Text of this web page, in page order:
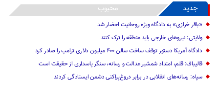
جدید محبوب
«باقر خرازی» به دادگاه ویژه روحانیت احضار شد
ولایتی: نیرو‌های خارجی باید منطقه را ترک کنند
دادگاه آمریکا دستور توقف ساخت سالن ۴۰۰ میلیون دلاری ترامپ را صادر کرد
قالیباف: قلم، امتداد شمشیر عدالت و رسانه، سنگر پاسداری از حقیقت است
سپاه: رسانه‌های انقلابی در برابر دروغ‌پراکنی دشمن ایستادگی کردند